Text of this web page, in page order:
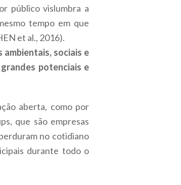
público vislumbra a
tempo em que
et al., 2016).
sociais e
potenciais e
aberta, como por
que são empresas
no cotidiano
durante todo o